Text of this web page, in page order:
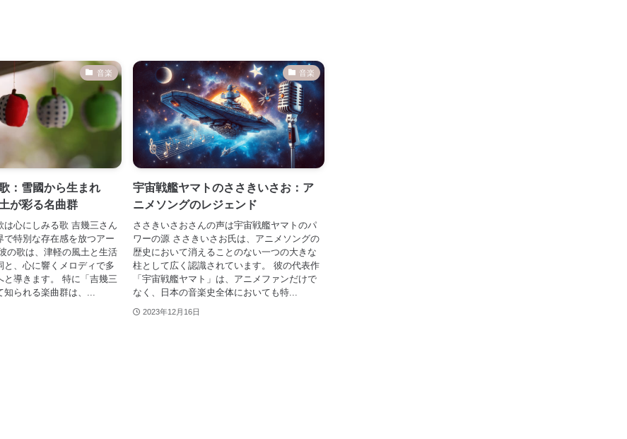
音楽
：雪國から生まれ
が彩る名曲群
は心にしみる歌 吉幾三さん
で特別な存在感を放つアー
の歌は、津軽の風土と生活
と、心に響くメロディで多
と導きます。 特に「吉幾三
られる楽曲群は、...
音楽
宇宙戦艦ヤマトのささきいさお：ア
ニメソングのレジェンド
ささきいさおさんの声は宇宙戦艦ヤマトのパ
ワーの源 ささきいさお氏は、アニメソングの
歴史において消えることのない一つの大きな
柱として広く認識されています。 彼の代表作
「宇宙戦艦ヤマト」は、アニメファンだけで
なく、日本の音楽史全体においても特...
2023年12月16日